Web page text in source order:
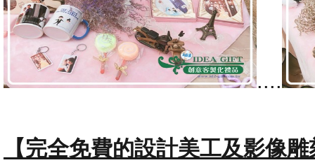
....
【完全免費的設計美工及影像